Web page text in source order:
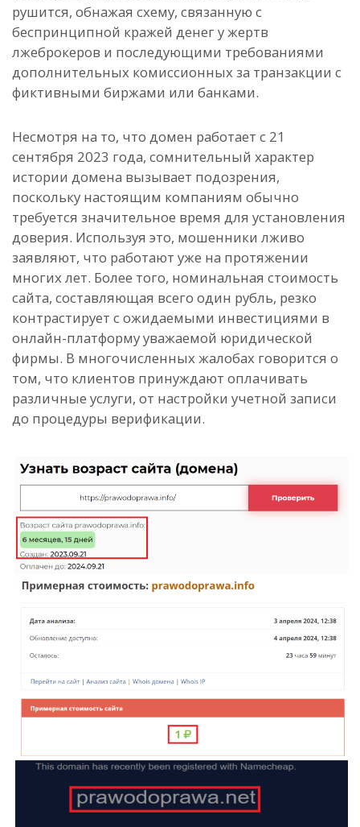
рушится, обнажая схему, связанную с
беспринципной кражей денег у жертв
лжеброкеров и последующими требованиями
дополнительных комиссионных за транзакции с
фиктивными биржами или банками.
Несмотря на то, что домен работает с 21
сентября 2023 года, сомнительный характер
истории домена вызывает подозрения,
поскольку настоящим компаниям обычно
требуется значительное время для установления
доверия. Используя это, мошенники лживо
заявляют, что работают уже на протяжении
многих лет. Более того, номинальная стоимость
сайта, составляющая всего один рубль, резко
контрастирует с ожидаемыми инвестициями в
онлайн-платформу уважаемой юридической
фирмы. В многочисленных жалобах говорится о
том, что клиентов принуждают оплачивать
различные услуги, от настройки учетной записи
до процедуры верификации.